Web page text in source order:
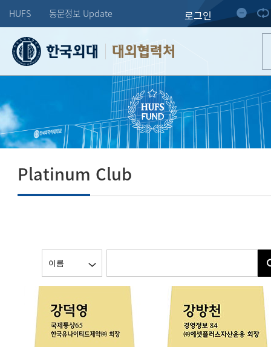
HUFS 동문정보 Update 로그인
대외협력처
Platinum Club